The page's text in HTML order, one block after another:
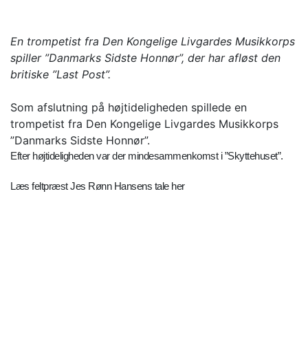
En trompetist fra Den Kongelige Livgardes Musikkorps
spiller ”Danmarks Sidste Honnør”, der har afløst den
britiske ”Last Post”.
Som afslutning på højtideligheden spillede en
trompetist fra Den Kongelige Livgardes Musikkorps
”Danmarks Sidste Honnør”.
Efter højtideligheden var der mindesammenkomst i ”Skyttehuset”.
Læs feltpræst Jes Rønn Hansens tale her